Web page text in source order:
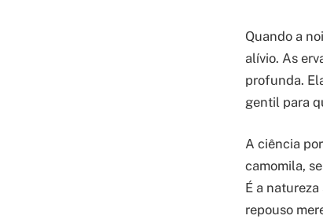
Quando a
alívio. As
profunda.
gentil para
A ciência
camomila,
É a
repouso